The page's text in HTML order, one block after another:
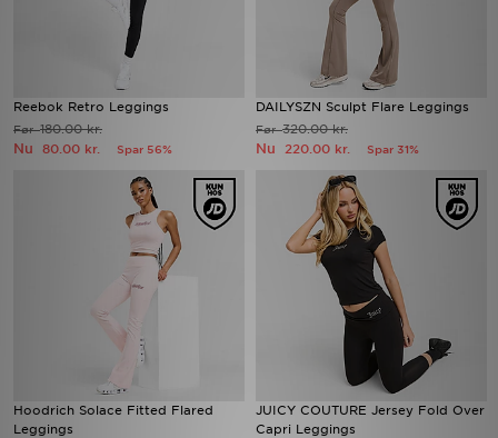
Reebok Retro Leggings
Før180.00 kr.
Nu 80.00 kr. Spar 56%
DAILYSZN Sculpt Flare Leggings
Før320.00 kr.
Nu 220.00 kr. Spar 31%
Hoodrich Solace Fitted Flared
Leggings
JUICY COUTURE Jersey Fold Over
Capri Leggings